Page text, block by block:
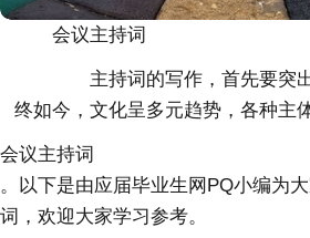
会议主持词
主持词 的写作，首先要突
终如今，文化呈多元趋势，各种主
会议主持词
。以下是由应届毕业生网PQ小编为
词，欢迎大家学习参考。